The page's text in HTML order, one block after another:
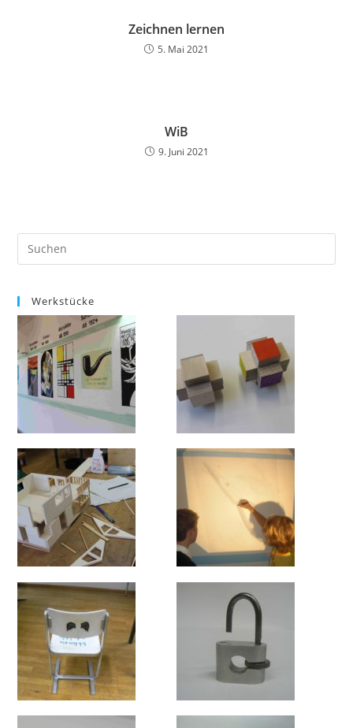
Zeichnen lernen
5. Mai 2021
WiB
9. Juni 2021
Werkstücke